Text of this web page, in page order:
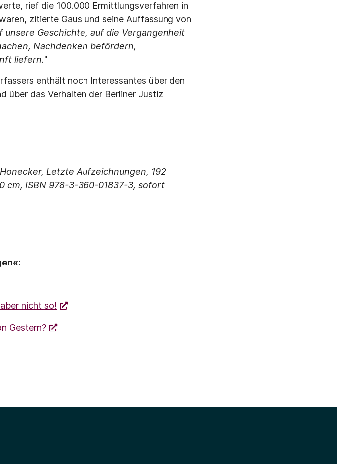
rief die 100.000 Ermittlungsverfahren in
zitierte Gaus und seine Auffassung von
unsere Geschichte, auf die Vergangenheit
Nachdenken befördern,
liefern."
enthält noch Interessantes über den
über das Verhalten der Berliner Justiz
Letzte Aufzeichnungen, 192
cm, ISBN 978-3-360-01837-3, sofort
nicht so!
Gestern?